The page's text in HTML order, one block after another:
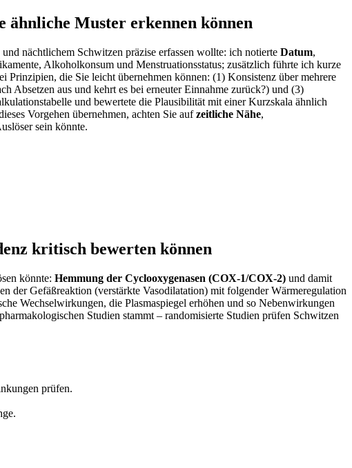
ähnliche ‍Muster erkennen ​können
nächtlichem Schwitzen ​präzise erfassen wollte: ich notierte Datum,
Alkoholkonsum und ⁢Menstruationsstatus; zusätzlich führte ich kurze​
die ‍Sie​ leicht übernehmen können: ​(1) Konsistenz über mehrere
Absetzen ⁢aus und⁣ kehrt‍ es bei erneuter Einnahme⁢ zurück?) und (3)
und bewertete die Plausibilität⁣ mit einer Kurzskala⁣ ähnlich
Vorgehen übernehmen, achten Sie aufzeitliche Nähe,
sein‌ könnte.
kritisch bewerten⁣ können
könnte: Hemmung der Cyclooxygenasen (COX‑1/COX‑2) und ‌damit‌
der Gefäßreaktion (verstärkte Vasodilatation)⁤ mit folgender ⁢Wärmeregulation
Wechselwirkungen, die Plasmaspiegel erhöhen ⁢und so Nebenwirkungen
‍Studien ⁣stammt – randomisierte Studien prüfen Schwitzen​
prüfen.